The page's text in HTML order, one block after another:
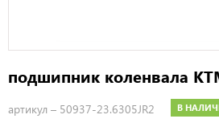
подшипник коленвала
артикул – 50937-23.6305JR2 В